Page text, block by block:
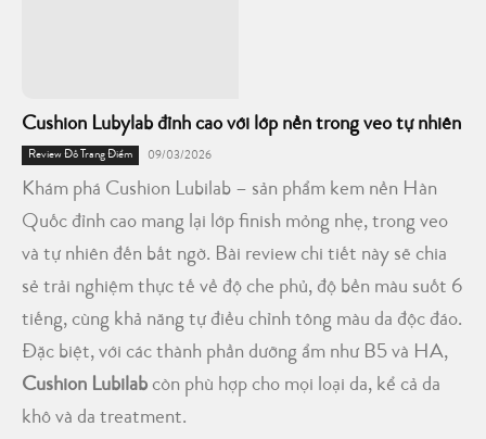
Cushion Lubylab đỉnh cao với lớp nền trong veo tự nhiên
Review Đồ Trang Điểm 09/03/2026
Khám phá Cushion Lubilab – sản phẩm kem nền Hàn
Quốc đỉnh cao mang lại lớp finish mỏng nhẹ, trong veo
và tự nhiên đến bất ngờ. Bài review chi tiết này sẽ chia
sẻ trải nghiệm thực tế về độ che phủ, độ bền màu suốt 6
tiếng, cùng khả năng tự điều chỉnh tông màu da độc đáo.
Đặc biệt, với các thành phần dưỡng ẩm như B5 và HA,
Cushion Lubilab còn phù hợp cho mọi loại da, kể cả da
khô và da treatment.